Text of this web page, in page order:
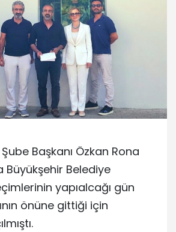
Başkanı Özkan Rona
Büyükşehir Belediye
yapıalcağı gün
önüne gittiği için